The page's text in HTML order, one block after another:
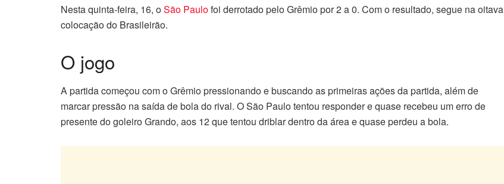
Nesta quinta-feira, 16, oSão Paulofoi derrotado pelo Grêmio por 2 a 0. Com o resultado, segue na oitava
colocação do Brasileirão.
O jogo
A partida começou com o Grêmio pressionando e buscando as primeiras ações da partida, além de
marcar pressão na saída de bola do rival. O São Paulo tentou responder e quase recebeu um erro de
presente do goleiro Grando, aos 12 que tentou driblar dentro da área e quase perdeu a bola.